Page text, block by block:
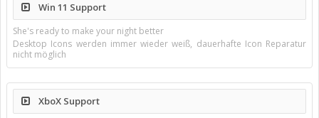
Win 11 Support
She's ready to make your night better
Desktop Icons werden immer wieder weiß, dauerhafte Icon Reparatur
nicht möglich
XboX Support